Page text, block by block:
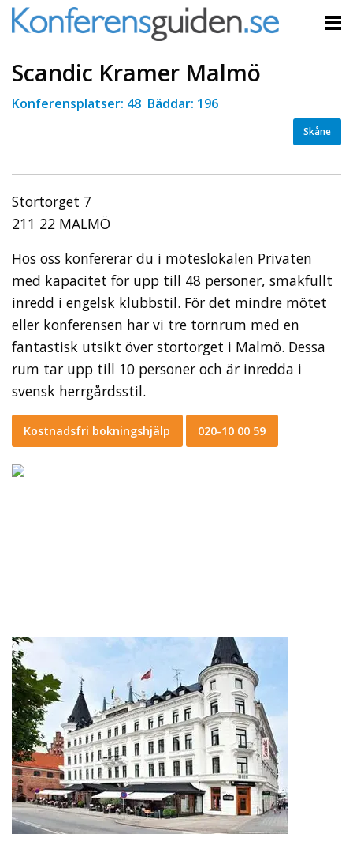
Scandic Kramer Malmö
Konferensplatser: 48 Bäddar: 196
Skåne
Stortorget 7
211 22 MALMÖ
Hos oss konfererar du i möteslokalen Privaten
med kapacitet för upp till 48 personer, smakfullt
inredd i engelsk klubbstil. För det mindre mötet
eller konferensen har vi tre tornrum med en
fantastisk utsikt över stortorget i Malmö. Dessa
rum tar upp till 10 personer och är inredda i
svensk herrgårdsstil.
Kostnadsfri bokningshjälp 020-10 00 59